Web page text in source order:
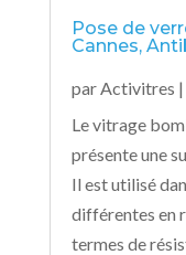
Pose de
Cannes,
parActivitres |
Le vitrage
présente une
Il est utilisé
différentes en
termes de